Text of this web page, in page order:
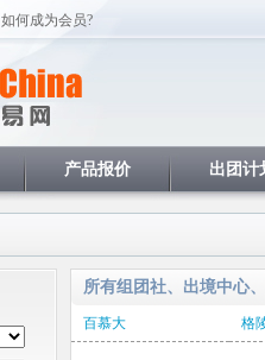
如何成为会员?
产品报价 出团计
所有组团社、出境中心
百慕大 格